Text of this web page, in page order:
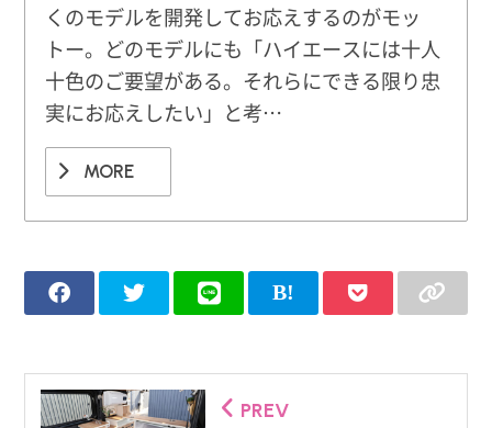
くのモデルを開発してお応えするのがモッ
トー。どのモデルにも「ハイエースには十人
十色のご要望がある。それらにできる限り忠
実にお応えしたい」と考…
MORE
PREV